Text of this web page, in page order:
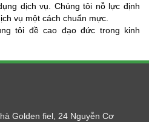
dịch vụ. Chúng tôi nỗ lực định
vụ một cách chuẩn mực.
tôi đề cao đạo đức trong kinh
Golden fiel, 24 Nguyễn Cơ